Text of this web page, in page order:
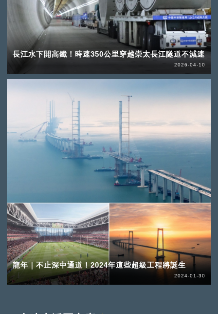
長江水下開高鐵！時速350公里穿越崇太長江隧道不減速
2026-04-10
龍年｜不止深中通道！2024年這些超級工程將誕生
2024-01-30